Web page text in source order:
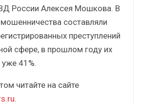
России Алексея Мошкова. В
составляли
преступлений
сфере, в прошлом году их
41%.
читайте на сайте
.